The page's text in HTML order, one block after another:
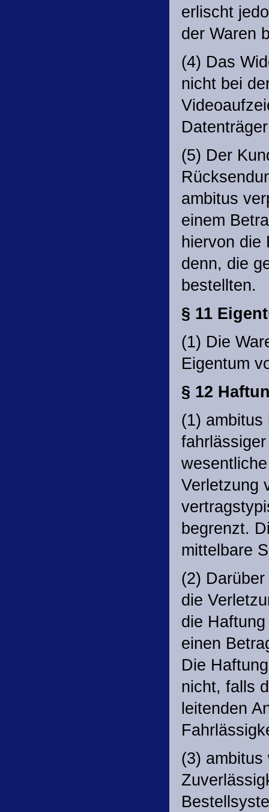
erlischt
der Waren
(4) Das
nicht bei
(5) Der
ambitus
einem
hiervon die
denn, die
bestellten.
§ 11
(1) Die
Eigentum
§ 12
(1) ambitus
Verletzung
begrenzt.
mittelbare
(2)
die
die
einen
Die
nicht, falls
leitenden
(3) ambitus